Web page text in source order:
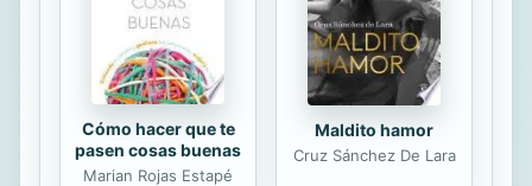
Cómo hacer que te
pasen cosas buenas
Marian Rojas Estapé
Maldito hamor
Cruz Sánchez De Lara